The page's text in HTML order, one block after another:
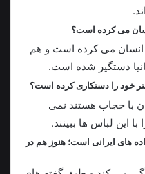
می کرده است؟
انسان می کرده است و هم
دستگیر شده است.
خود را دستکاری کرده است؟
با حجاب هستند نمی
این لباس ها ببینند.
های ایرانی است؛ هنوز هم در